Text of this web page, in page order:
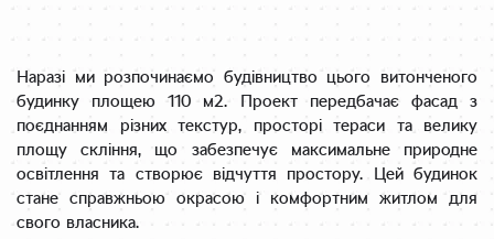
Наразі ми розпочинаємо будівництво цього витонченого
будинку площею 110 м2. Проект передбачає фасад з
поєднанням різних текстур, просторі тераси та велику
площу скління, що забезпечує максимальне природне
освітлення та створює відчуття простору. Цей будинок
стане справжньою окрасою і комфортним житлом для
свого власника.